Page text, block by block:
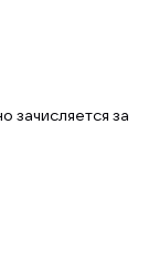
зачисляется за